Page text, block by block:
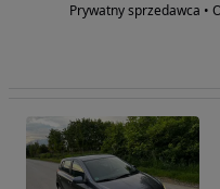
Prywatny sprzedawca •